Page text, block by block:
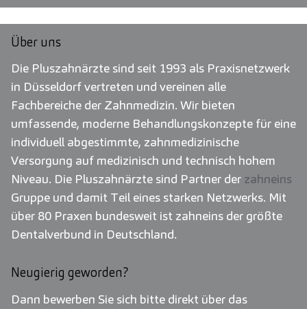
Über uns
Die Pluszahnärzte sind seit 1993 als Praxisnetzwerk
in Düsseldorf vertreten und vereinen alle
Fachbereiche der Zahnmedizin. Wir bieten
umfassende, moderne Behandlungskonzepte für eine
individuell abgestimmte, zahnmedizinische
Versorgung auf medizinisch und technisch hohem
Niveau. Die Pluszahnärzte sind Partner der zahneins
Gruppe und damit Teil eines starken Netzwerks. Mit
über 80 Praxen bundesweit ist zahneins der größte
Dentalverbund in Deutschland.
Neugierig geworden?
Dann bewerben Sie sich bitte direkt über das